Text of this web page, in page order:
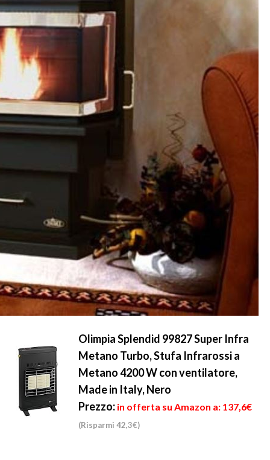
Olimpia Splendid 99827 Super Infra
Metano Turbo, Stufa Infrarossi a
Metano 4200 W con ventilatore,
Made in Italy, Nero
Prezzo: in offerta su Amazon a: 137,6€
(Risparmi 42,3€)